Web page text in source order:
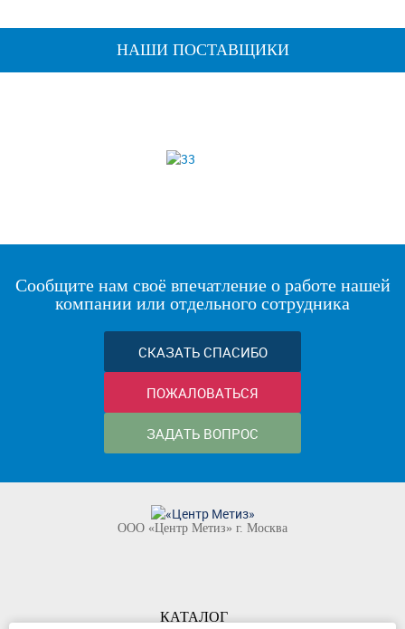
НАШИ ПОСТАВЩИКИ
Сообщите нам своё впечатление о работе нашей
компании или отдельного сотрудника
СКАЗАТЬ СПАСИБО
ПОЖАЛОВАТЬСЯ
ЗАДАТЬ ВОПРОС
ООО «Центр Метиз» г. Москва
КАТАЛОГ